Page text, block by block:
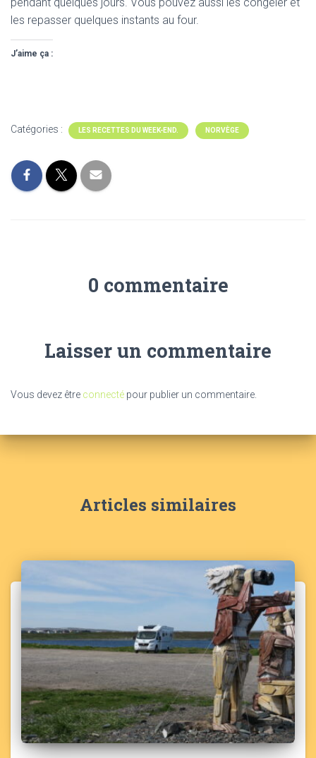
pendant quelques jours. Vous pouvez aussi les congeler et
les repasser quelques instants au four.
J’aime ça :
Catégories : LES RECETTES DU WEEK-END. NORVÈGE
0 commentaire
Laisser un commentaire
Vous devez être connecté pour publier un commentaire.
Articles similaires